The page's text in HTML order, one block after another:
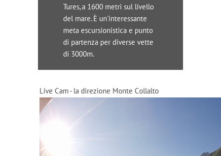
Tures, a 1600 metri sul livello
del mare. È un'interessante
meta escursionistica e punto
di partenza per diverse vette
di 3000m.
Live Cam - la direzione Monte Collalto